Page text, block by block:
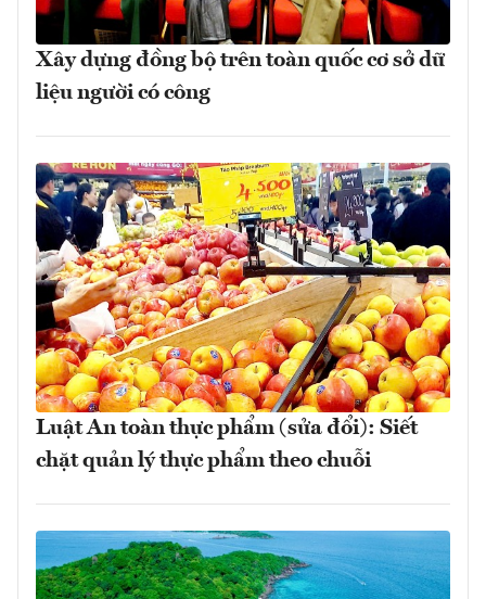
Xây dựng đồng bộ trên toàn quốc cơ sở dữ
liệu người có công
Luật An toàn thực phẩm (sửa đổi): Siết
chặt quản lý thực phẩm theo chuỗi